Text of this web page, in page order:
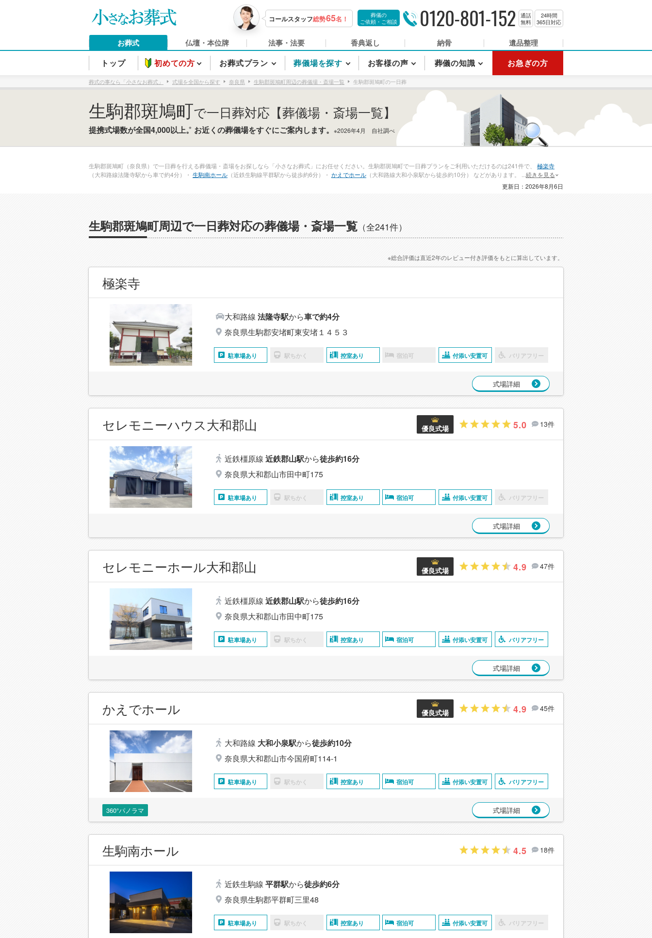
コールスタッフ総勢65名！
葬儀の
ご依頼・ご相談
0120-801-152
通話
無料
24時間
365日対応
お葬式 仏壇・本位牌 法事・法要 香典返し 納骨 遺品整理
トップ 初めての方 お葬式プラン 葬儀場を探す お客様の声 葬儀の知識 お急ぎの方
葬式の事なら「小さなお葬式」 式場を全国から探す 奈良県 生駒郡斑鳩町周辺の葬儀場・斎場一覧 生駒郡斑鳩町の一日葬
生駒郡斑鳩町で一日葬対応【葬儀場・斎場一覧】
提携式場数が全国4,000以上。
※ お近くの葬儀場をすぐにご案内します。 ※2026年4月 自社調べ
生駒郡斑鳩町（奈良県）で一日葬を行える葬儀場・斎場をお探しなら「小さなお葬式」にお任せください。生駒郡斑鳩町で一日葬プランをご利用いただけるのは241件で、 極楽寺
（大和路線法隆寺駅から車で約4分）・ 生駒南ホール （近鉄生駒線平群駅から徒歩約6分）・ かえでホール （大和路線大和小泉駅から徒歩約10分） などがあります。
続きを見る
更新日： 2026年8月6日
生駒郡斑鳩町周辺で一日葬対応の葬儀場・斎場一覧 （全241件）
※総合評価は直近2年のレビュー付き評価をもとに算出しています。
極楽寺
大和路線 法隆寺駅から車で約4分
奈良県生駒郡安堵町東安堵１４５３
駐車場あり 駅ちかく 控室あり 宿泊可 付添い安置可 バリアフリー
式場詳細
セレモニーハウス大和郡山 優良式場 5.0 13件
近鉄橿原線 近鉄郡山駅から徒歩約16分
奈良県大和郡山市田中町175
駐車場あり 駅ちかく 控室あり 宿泊可 付添い安置可 バリアフリー
式場詳細
セレモニーホール大和郡山 優良式場 4.9 47件
近鉄橿原線 近鉄郡山駅から徒歩約16分
奈良県大和郡山市田中町175
駐車場あり 駅ちかく 控室あり 宿泊可 付添い安置可 バリアフリー
式場詳細
かえでホール 優良式場 4.9 45件
大和路線 大和小泉駅から徒歩約10分
奈良県大和郡山市今国府町114-1
駐車場あり 駅ちかく 控室あり 宿泊可 付添い安置可 バリアフリー
360°パノラマ 式場詳細
生駒南ホール 4.5 18件
近鉄生駒線 平群駅から徒歩約6分
奈良県生駒郡平群町三里48
駐車場あり 駅ちかく 控室あり 宿泊可 付添い安置可 バリアフリー